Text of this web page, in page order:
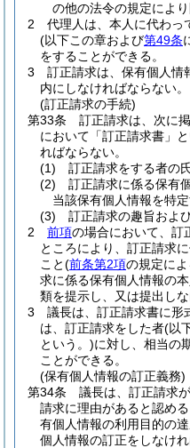
の他の法令の規定によ
2
代理人は、本人に代わっ
(以下この章および第49条
をすることができる。
3
訂正請求は、保有個人情
内にしなければならない。
(訂正請求の手続)
第33条
訂正請求は、次に
において「訂正請求書」
ればならない。
(1)
訂正請求をする者の
(2)
訂正請求に係る保有
当該保有個人情報を特
(3)
訂正請求の趣旨およ
2
前項の場合において、訂
ところにより、訂正請求
こと(前条第2項の規定に
求に係る保有個人情報の
類を提示し、又は提出しな
3
議長は、訂正請求書に形
は、訂正請求をした者(以
という。)に対し、相当の
ことができる。
(保有個人情報の訂正義務)
第34条
議長は、訂正請求
請求に理由があると認め
有個人情報の利用目的の
個人情報の訂正をしなけれ